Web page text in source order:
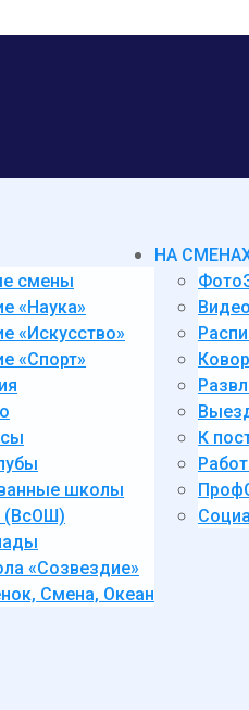
смены
«Наука»
«Искусство»
«Спорт»
школы
(ВсОШ)
«Созвездие»
Смена, Океан
НА
К